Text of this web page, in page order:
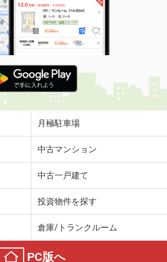
月極駐車場
中古マンション
中古一戸建て
投資物件を探す
倉庫/トランクルーム
PC版へ